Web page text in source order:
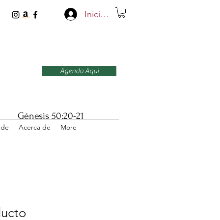
Génesis 50:20-21
Iniciar sesión
Acerca de More
Agenda Aqui